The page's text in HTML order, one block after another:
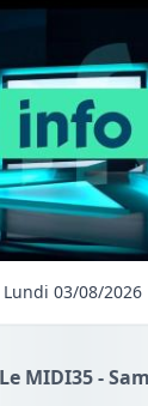
03/08/2026
Le MIDI35 -